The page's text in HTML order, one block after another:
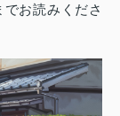
お読みくださ